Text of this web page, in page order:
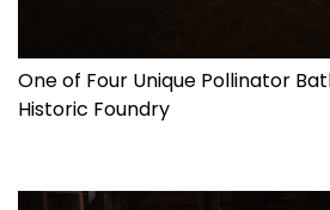
One of Four Unique Pollinator
Historic Foundry